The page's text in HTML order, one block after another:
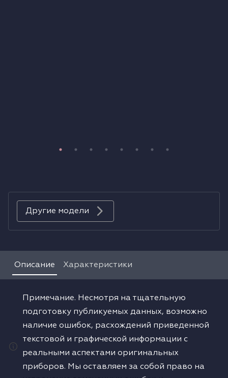
Аксессуары к крупной бытовой технике
Поверхности со встроенной вытяжкой
Сушильные машины
Другие модели
Описание Характеристики
Примечание. Несмотря на тщательную
подготовку публикуемых данных, возможно
наличие ошибок, расхождений приведенной
текстовой и графической информации с
реальными аспектами оригинальных
приборов. Мы оставляем за собой право на